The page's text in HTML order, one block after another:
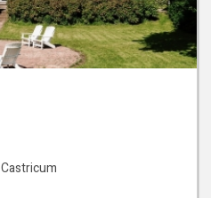
Castricum